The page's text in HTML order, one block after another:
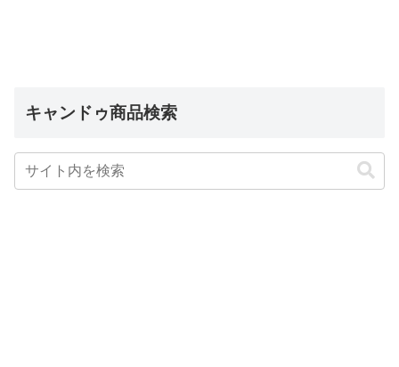
キャンドゥ商品検索